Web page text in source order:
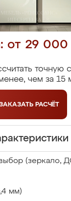
от 29
точную
чем за 15
РАСЧЁТ
(зеркало,
мм)